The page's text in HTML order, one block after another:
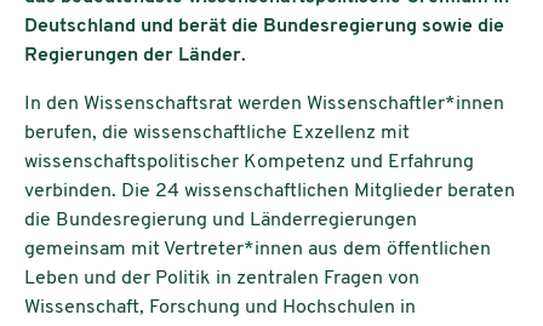
Deutschland und berät die Bundesregierung sowie die
Regierungen der Länder.
In den Wissenschaftsrat werden Wissenschaftler*innen
berufen, die wissenschaftliche Exzellenz mit
wissenschaftspolitischer Kompetenz und Erfahrung
verbinden. Die 24 wissenschaftlichen Mitglieder beraten
die Bundesregierung und Länderregierungen
gemeinsam mit Vertreter*innen aus dem öffentlichen
Leben und der Politik in zentralen Fragen von
Wissenschaft, Forschung und Hochschulen in